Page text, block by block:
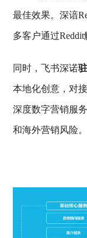
最佳效果。深谙
多客户通过Reddit
同时，飞书深诺
本地化创意，对
深度数字营销服
和海外营销风险。